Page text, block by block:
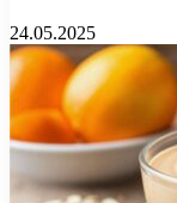
24.05.2025